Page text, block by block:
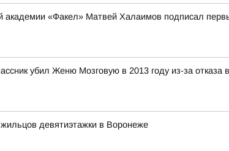
академии «Факел» Матвей Халаимов подписал
убил Женю Мозговую в 2013 году из-за отказа
девятиэтажки в Воронеже